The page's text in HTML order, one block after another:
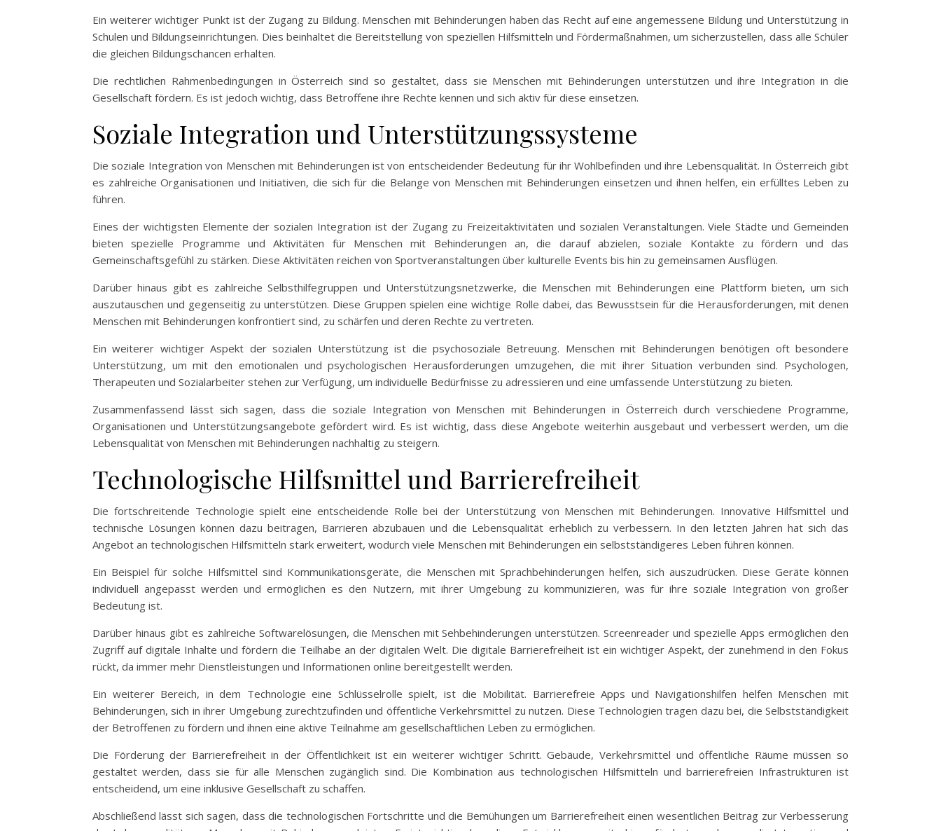
Ein weiterer wichtiger Punkt ist der Zugang zu Bildung. Menschen mit Behinderungen haben das Recht auf eine angemessene Bildung und Unterstützung in
Schulen und Bildungseinrichtungen. Dies beinhaltet die Bereitstellung von speziellen Hilfsmitteln und Fördermaßnahmen, um sicherzustellen, dass alle Schüler
die gleichen Bildungschancen erhalten.
Die rechtlichen Rahmenbedingungen in Österreich sind so gestaltet, dass sie Menschen mit Behinderungen unterstützen und ihre Integration in die
Gesellschaft fördern. Es ist jedoch wichtig, dass Betroffene ihre Rechte kennen und sich aktiv für diese einsetzen.
Soziale Integration und Unterstützungssysteme
Die soziale Integration von Menschen mit Behinderungen ist von entscheidender Bedeutung für ihr Wohlbefinden und ihre Lebensqualität. In Österreich gibt
es zahlreiche Organisationen und Initiativen, die sich für die Belange von Menschen mit Behinderungen einsetzen und ihnen helfen, ein erfülltes Leben zu
führen.
Eines der wichtigsten Elemente der sozialen Integration ist der Zugang zu Freizeitaktivitäten und sozialen Veranstaltungen. Viele Städte und Gemeinden
bieten spezielle Programme und Aktivitäten für Menschen mit Behinderungen an, die darauf abzielen, soziale Kontakte zu fördern und das
Gemeinschaftsgefühl zu stärken. Diese Aktivitäten reichen von Sportveranstaltungen über kulturelle Events bis hin zu gemeinsamen Ausflügen.
Darüber hinaus gibt es zahlreiche Selbsthilfegruppen und Unterstützungsnetzwerke, die Menschen mit Behinderungen eine Plattform bieten, um sich
auszutauschen und gegenseitig zu unterstützen. Diese Gruppen spielen eine wichtige Rolle dabei, das Bewusstsein für die Herausforderungen, mit denen
Menschen mit Behinderungen konfrontiert sind, zu schärfen und deren Rechte zu vertreten.
Ein weiterer wichtiger Aspekt der sozialen Unterstützung ist die psychosoziale Betreuung. Menschen mit Behinderungen benötigen oft besondere
Unterstützung, um mit den emotionalen und psychologischen Herausforderungen umzugehen, die mit ihrer Situation verbunden sind. Psychologen,
Therapeuten und Sozialarbeiter stehen zur Verfügung, um individuelle Bedürfnisse zu adressieren und eine umfassende Unterstützung zu bieten.
Zusammenfassend lässt sich sagen, dass die soziale Integration von Menschen mit Behinderungen in Österreich durch verschiedene Programme,
Organisationen und Unterstützungsangebote gefördert wird. Es ist wichtig, dass diese Angebote weiterhin ausgebaut und verbessert werden, um die
Lebensqualität von Menschen mit Behinderungen nachhaltig zu steigern.
Technologische Hilfsmittel und Barrierefreiheit
Die fortschreitende Technologie spielt eine entscheidende Rolle bei der Unterstützung von Menschen mit Behinderungen. Innovative Hilfsmittel und
technische Lösungen können dazu beitragen, Barrieren abzubauen und die Lebensqualität erheblich zu verbessern. In den letzten Jahren hat sich das
Angebot an technologischen Hilfsmitteln stark erweitert, wodurch viele Menschen mit Behinderungen ein selbstständigeres Leben führen können.
Ein Beispiel für solche Hilfsmittel sind Kommunikationsgeräte, die Menschen mit Sprachbehinderungen helfen, sich auszudrücken. Diese Geräte können
individuell angepasst werden und ermöglichen es den Nutzern, mit ihrer Umgebung zu kommunizieren, was für ihre soziale Integration von großer
Bedeutung ist.
Darüber hinaus gibt es zahlreiche Softwarelösungen, die Menschen mit Sehbehinderungen unterstützen. Screenreader und spezielle Apps ermöglichen den
Zugriff auf digitale Inhalte und fördern die Teilhabe an der digitalen Welt. Die digitale Barrierefreiheit ist ein wichtiger Aspekt, der zunehmend in den Fokus
rückt, da immer mehr Dienstleistungen und Informationen online bereitgestellt werden.
Ein weiterer Bereich, in dem Technologie eine Schlüsselrolle spielt, ist die Mobilität. Barrierefreie Apps und Navigationshilfen helfen Menschen mit
Behinderungen, sich in ihrer Umgebung zurechtzufinden und öffentliche Verkehrsmittel zu nutzen. Diese Technologien tragen dazu bei, die Selbstständigkeit
der Betroffenen zu fördern und ihnen eine aktive Teilnahme am gesellschaftlichen Leben zu ermöglichen.
Die Förderung der Barrierefreiheit in der Öffentlichkeit ist ein weiterer wichtiger Schritt. Gebäude, Verkehrsmittel und öffentliche Räume müssen so
gestaltet werden, dass sie für alle Menschen zugänglich sind. Die Kombination aus technologischen Hilfsmitteln und barrierefreien Infrastrukturen ist
entscheidend, um eine inklusive Gesellschaft zu schaffen.
Abschließend lässt sich sagen, dass die technologischen Fortschritte und die Bemühungen um Barrierefreiheit einen wesentlichen Beitrag zur Verbesserung